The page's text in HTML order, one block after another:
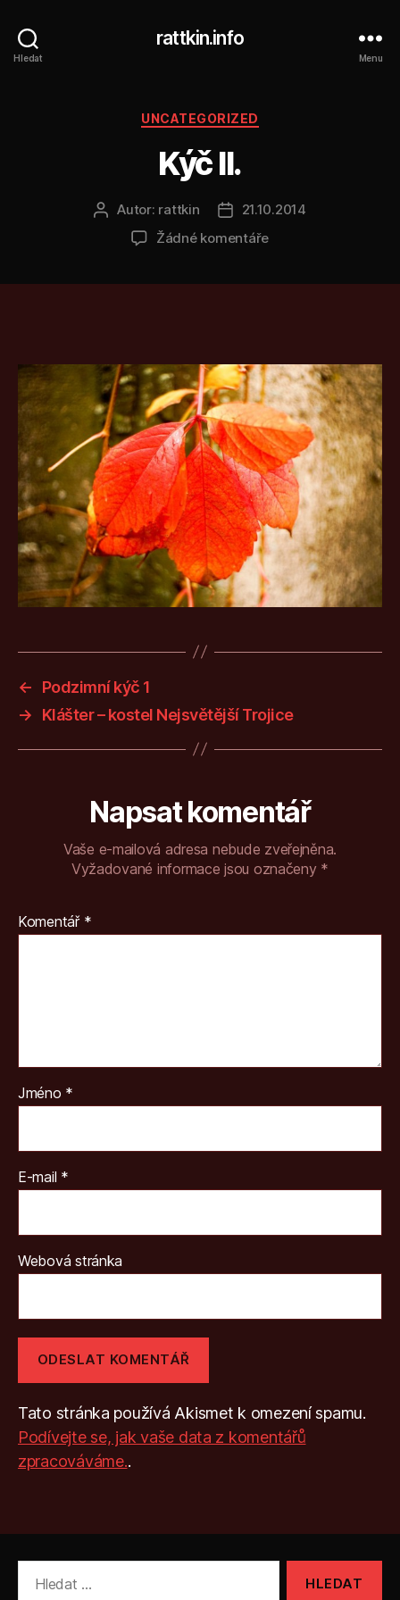
Hledat
rattkin.info
Menu
Rubriky
UNCATEGORIZED
Kýč II.
Autor
příspěvku
Autor: rattkin
Datum
příspěvku
21.10.2014
Žádné komentářeu
←
Podzimní kýč 1
→
Klášter – kostel Nejsvětější Trojice
Napsat komentář
Vaše e-mailová adresa nebude zveřejněna.
Vyžadované informace jsou označeny *
Komentář *
Jméno *
E-mail *
Webová stránka
Tato stránka používá Akismet k omezení spamu.
Podívejte se, jak vaše data z komentářů
zpracováváme..
vyhledávání: